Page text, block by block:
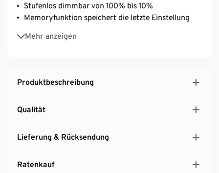
Stufenlos dimmbar von 100% bis 10%
Memoryfunktion speichert die letzte Einstellung
Mehr anzeigen
Fest installierte LEDs – Lichtfarbe warmweiß
Ideal über dem Esstisch
Produktbeschreibung
Qualität
Lieferung & Rücksendung
Ratenkauf